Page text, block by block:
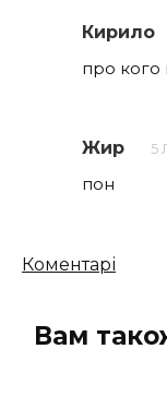
Кирило
про кого
Жир 5
пон
Кількість
Коментарі
Вам